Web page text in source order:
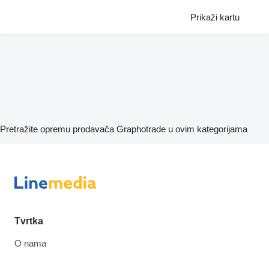
Prikaži kartu
Pretražite opremu prodavača Graphotrade u ovim kategorijama
Tvrtka
O nama